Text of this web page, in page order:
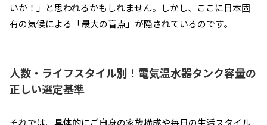
いか！」と思われるかもしれません。しかし、ここに日本固
有の気候による「最大の盲点」が隠されているのです。
人数・ライフスタイル別！電気温水器タンク容量の
正しい選定基準
それでは、具体的にご自身の家族構成や毎日の生活スタイル